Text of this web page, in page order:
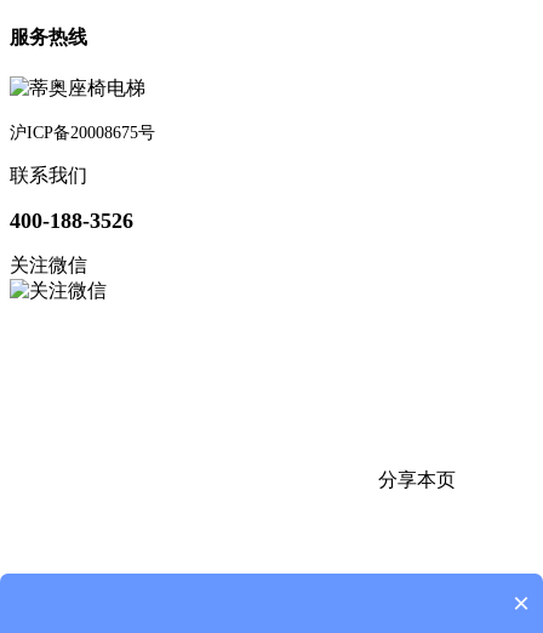
服务热线
沪ICP备20008675号
联系我们
400-188-3526
关注微信
分享本页
×